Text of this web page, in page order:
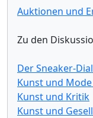
Auktionen und
Zu den
Der Sneaker-
Kunst und Mode
Kunst und Kritik
Kunst und